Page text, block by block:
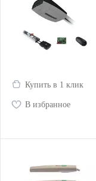
Купить в 1 клик
В избранное